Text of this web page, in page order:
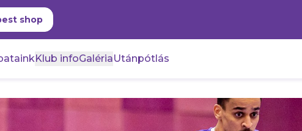
shop
Klub infoGalériaUtánpótlás